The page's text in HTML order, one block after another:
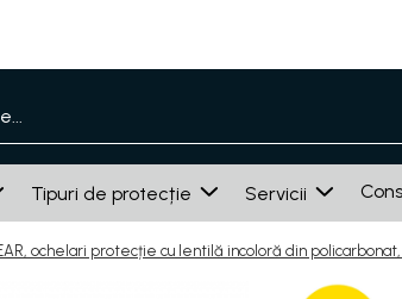
Tipuri de protecție Servicii
ochelari protecție cu lentilă incoloră din